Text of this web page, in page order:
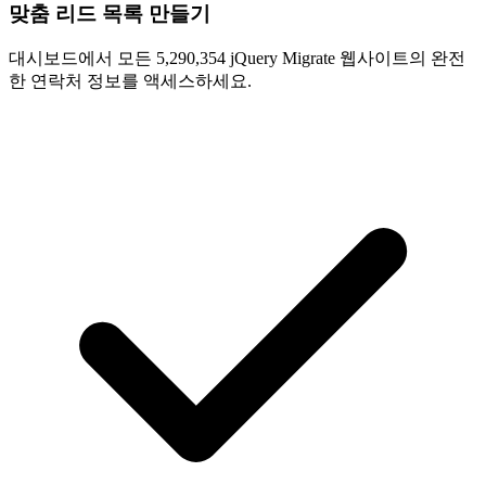
맞춤 리드 목록 만들기
대시보드에서 모든 5,290,354 jQuery Migrate 웹사이트의 완전
한 연락처 정보를 액세스하세요.